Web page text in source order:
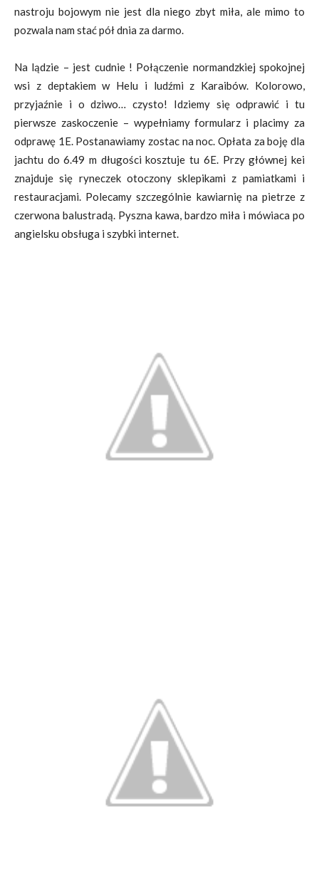
nastroju bojowym nie jest dla niego zbyt miła, ale mimo to
pozwala nam stać pół dnia za darmo.
Na lądzie – jest cudnie ! Połączenie normandzkiej spokojnej
wsi z deptakiem w Helu i ludźmi z Karaibów. Kolorowo,
przyjaźnie i o dziwo… czysto! Idziemy się odprawić i tu
pierwsze zaskoczenie – wypełniamy formularz i placimy za
odprawę 1E. Postanawiamy zostac na noc. Opłata za boję dla
jachtu do 6.49 m długości kosztuje tu 6E. Przy głównej kei
znajduje się ryneczek otoczony sklepikami z pamiatkami i
restauracjami. Polecamy szczególnie kawiarnię na pietrze z
czerwona balustradą. Pyszna kawa, bardzo miła i mówiaca po
angielsku obsługa i szybki internet.